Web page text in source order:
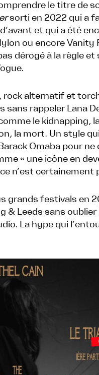
le titre de
sorti en 2022 qui a
et qui a été
ou encore Vanity
dérogé à la règle et
alternatif et
sans rappeler Lana
le kidnapping,
la mort. Un style
Omaba pour ne
« une icône en
n’est certainement
grands festivals en
& Leeds sans oublier
La hype qui